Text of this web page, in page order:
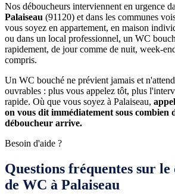
Nos déboucheurs interviennent en urgence
Palaiseau (91120) et dans les communes
vous soyez en appartement, en maison
ou dans un local professionnel, un WC
rapidement, de jour comme de nuit, week-
compris.
Un WC bouché ne prévient jamais et
ouvrables : plus vous appelez tôt, plus
rapide. Où que vous soyez à Palaiseau,
on vous dit immédiatement sous combien
déboucheur arrive.
Besoin d'aide ?
Questions fréquentes sur le
de WC à Palaiseau